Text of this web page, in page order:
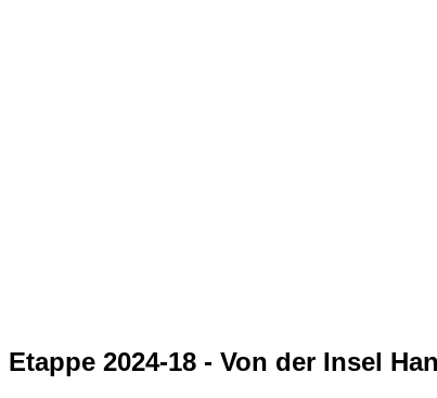
Etappe 2024-18 - Von der Insel